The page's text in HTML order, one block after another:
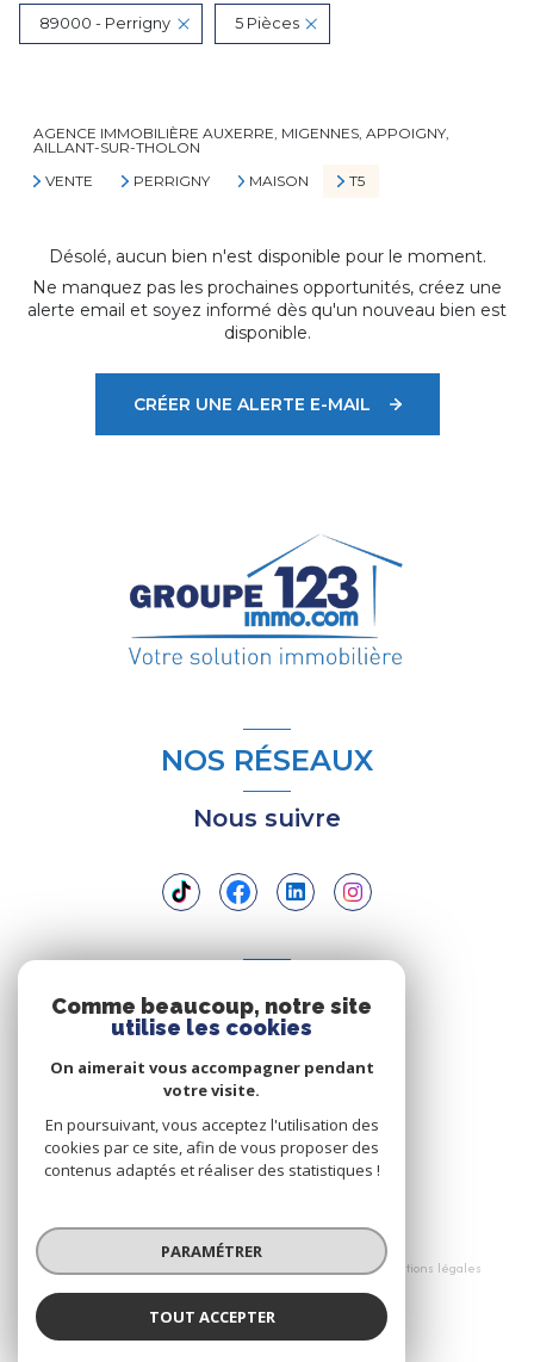
89000 - Perrigny 5 Pièces
AGENCE IMMOBILIÈRE AUXERRE, MIGENNES, APPOIGNY,
AILLANT-SUR-THOLON
VENTE
PERRIGNY MAISON T5
Désolé, aucun bien n'est disponible pour le moment.
Ne manquez pas les prochaines opportunités, créez une
alerte email et soyez informé dès qu'un nouveau bien est
disponible.
CRÉER UNE ALERTE E-MAIL
NOS RÉSEAUX
Nous suivre
ADHÉRENTS
© 2026 | Tous droits réservés
Mentions légales
Comme beaucoup, notre site
utilise les cookies
On aimerait vous accompagner pendant
votre visite.
En poursuivant, vous acceptez l'utilisation des
cookies par ce site, afin de vous proposer des
contenus adaptés et réaliser des statistiques !
PARAMÉTRER
TOUT ACCEPTER